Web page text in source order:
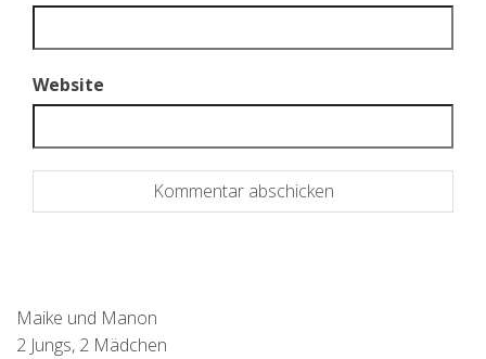
Website
Maike und Manon
2 Jungs, 2 Mädchen